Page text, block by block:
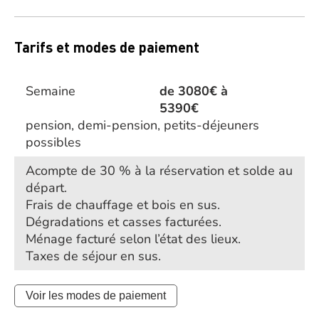
Tarifs et modes de paiement
Semaine
de 3080€ à
5390€
pension, demi-pension, petits-déjeuners
possibles
Acompte de 30 % à la réservation et solde au
départ.
Frais de chauffage et bois en sus.
Dégradations et casses facturées.
Ménage facturé selon l’état des lieux.
Taxes de séjour en sus.
Voir les modes de paiement